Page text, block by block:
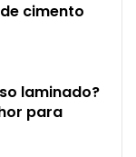
cimento
laminado?
para